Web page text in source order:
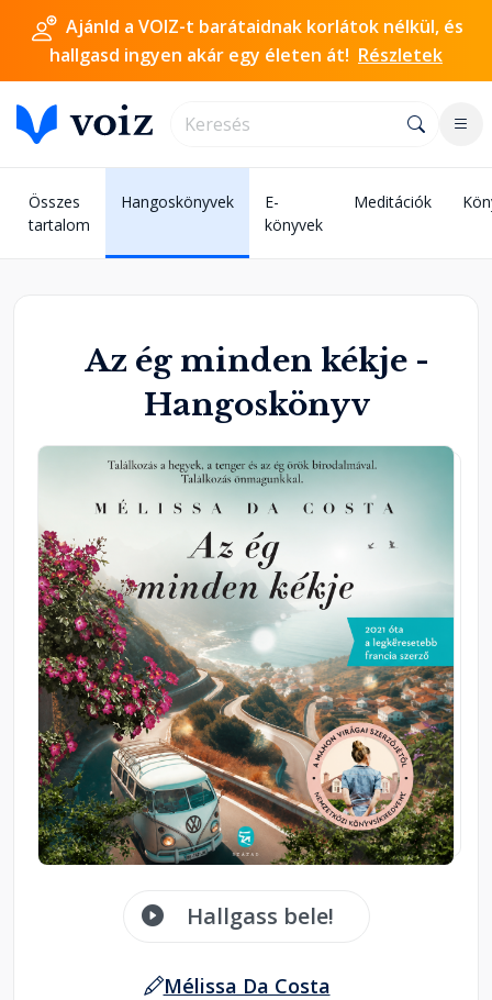
Ajánld a VOIZ-t barátaidnak korlátok nélkül, és
hallgasd ingyen akár egy életen át! Részletek
Összes
tartalom
Hangoskönyvek
E-
könyvek
Meditációk
Az ég minden kékje -
Hangoskönyv
Hallgass bele!
Mélissa Da Costa